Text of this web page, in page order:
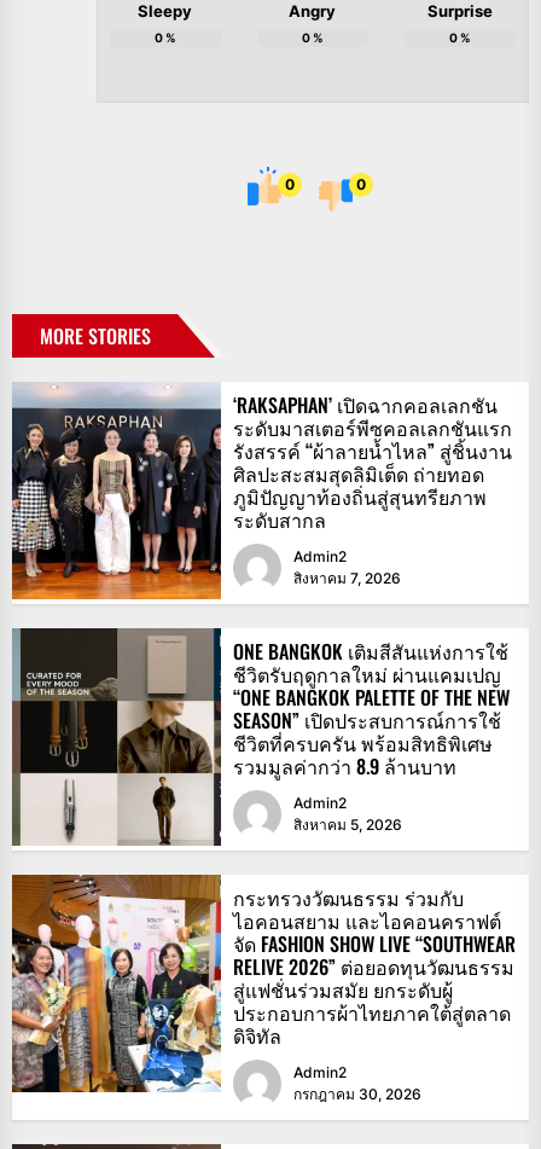
Sleepy
0%
Angry
0%
Surprise
0%
0 0
MORE STORIES
‘RAKSAPHAN’ เปิดฉากคอลเลกชัน
ระดับมาสเตอร์พีซคอลเลกชันแรก
รังสรรค์ “ผ้าลายน้ำไหล” สู่ชิ้นงาน
ศิลปะสะสมสุดลิมิเต็ด ถ่ายทอด
ภูมิปัญญาท้องถิ่นสู่สุนทรียภาพ
ระดับสากล
Admin2
สิงหาคม 7, 2026
ONE BANGKOK เติมสีสันแห่งการใช้
ชีวิตรับฤดูกาลใหม่ ผ่านแคมเปญ
“ONE BANGKOK PALETTE OF THE NEW
SEASON” เปิดประสบการณ์การใช้
ชีวิตที่ครบครัน พร้อมสิทธิพิเศษ
รวมมูลค่ากว่า 8.9 ล้านบาท
Admin2
สิงหาคม 5, 2026
กระทรวงวัฒนธรรม ร่วมกับ
ไอคอนสยาม และไอคอนคราฟต์
จัด FASHION SHOW LIVE “SOUTHWEAR
RELIVE 2026” ต่อยอดทุนวัฒนธรรม
สู่แฟชั่นร่วมสมัย ยกระดับผู้
ประกอบการผ้าไทยภาคใต้สู่ตลาด
ดิจิทัล
Admin2
กรกฎาคม 30, 2026